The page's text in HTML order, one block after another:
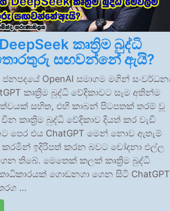
කෘත්‍රිම බුද්ධි
සඟවන්නේ ඇයි?
OpenAI සමාගම මගින්
කෘත්‍රිම බුද්ධි වේදිකාවට සෑම අතින්ම
සහිත, එහි කාබන් පිටපතක් තරම් වූ
චීන කෘත්‍රිම බුද්ධි වේදිකාව දියත් කර වැඩි
පෙර එය ChatGPT මෙන් නොව ඇතැම්
ඉදිරිපත් කරන බවට චෝදනා එල්ල
තිබේ. මෙතෙක් කලක් කෘත්‍රිම බුද්ධි
ගොඩනගා ගෙන සිටි ChatGPT
…